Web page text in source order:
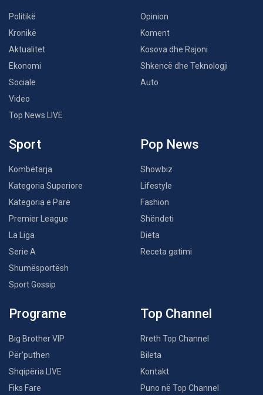
Politikë
Kronikë
Aktualitet
Ekonomi
Sociale
Video
Top News LIVE
Opinion
Koment
Kosova dhe Rajoni
Shkencë dhe Teknologji
Auto
Sport
Kombëtarja
Kategoria Superiore
Kategoria e Parë
Premier League
La Liga
Serie A
Shumësportësh
Sport Gossip
Pop News
Showbiz
Lifestyle
Fashion
Shëndeti
Dieta
Receta gatimi
Programe
Big Brother VIP
Për’puthen
Shqipëria LIVE
Fiks Fare
Top Channel
Rreth Top Channel
Bileta
Kontakt
Puno në Top Channel